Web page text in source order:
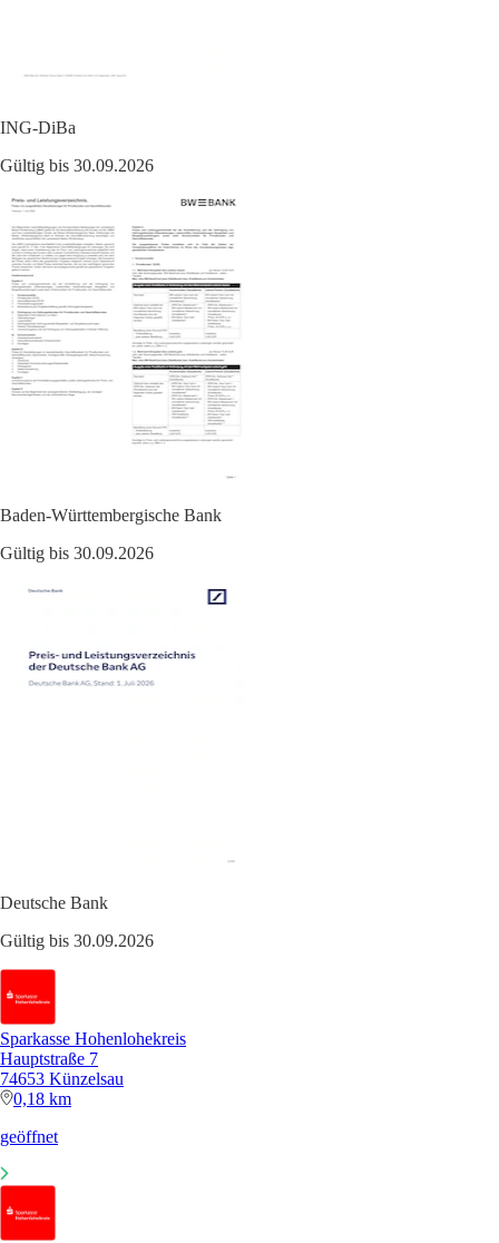
ING-DiBa
Gültig bis 30.09.2026
Baden-Württembergische Bank
Gültig bis 30.09.2026
Deutsche Bank
Gültig bis 30.09.2026
Sparkasse Hohenlohekreis
Hauptstraße 7
74653 Künzelsau
0,18 km
geöffnet